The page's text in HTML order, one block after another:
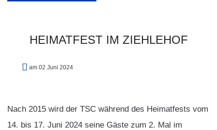
HEIMATFEST IM ZIEHLEHOF
am 02 Juni 2024
Nach 2015 wird der TSC während des Heimatfests vom
14. bis 17. Juni 2024 seine Gäste zum 2. Mal im